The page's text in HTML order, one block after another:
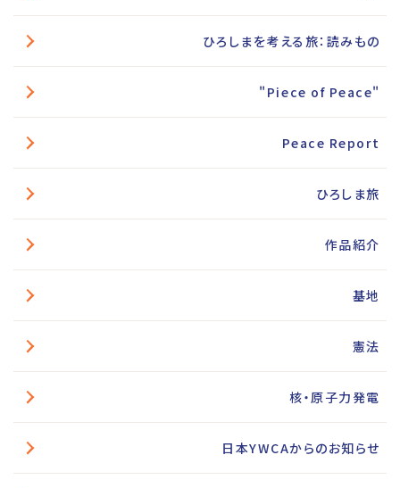
ひろしまを考える旅：読みもの
"Piece of Peace"
Peace Report
ひろしま旅
作品紹介
基地
憲法
核・原子力発電
日本YWCAからのお知らせ